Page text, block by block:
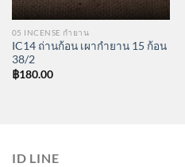
05 INCENSE กำยาน
IC14 ถ่านก้อน เผากำยาน 15 ก้อน
38/2
฿180.00
ID LINE